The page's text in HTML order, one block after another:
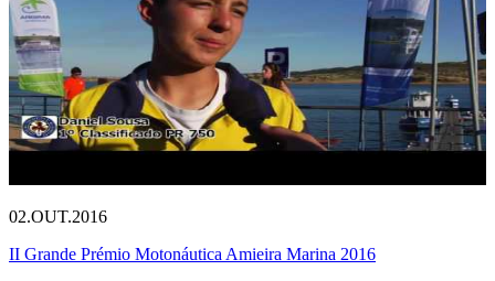
02.OUT.2016
II Grande Prémio Motonáutica Amieira Marina 2016